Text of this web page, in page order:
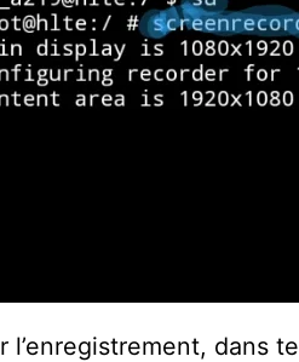
l’enregistrement, dans